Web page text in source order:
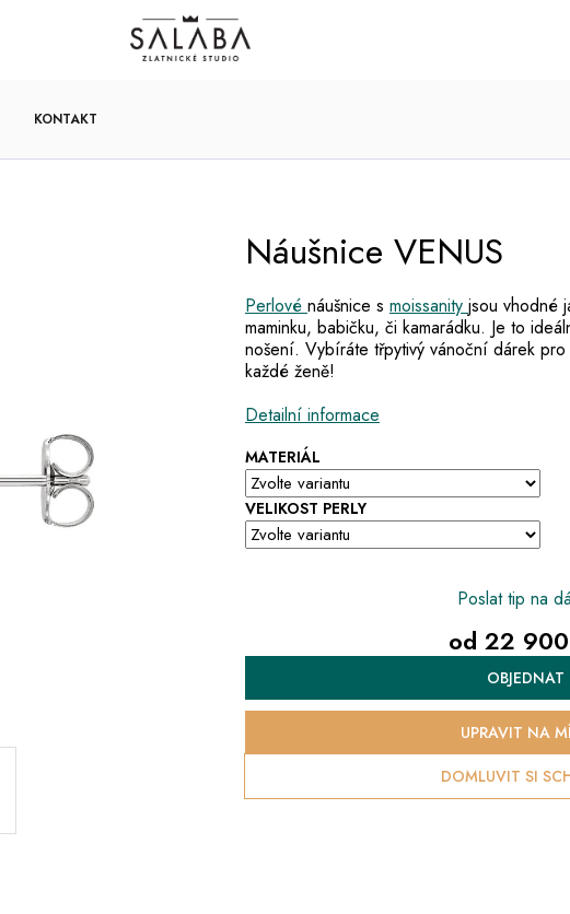
KONTAKT
MATERIÁL
VELIKOST PERLY
Perlové náušnice s moissanity jsou vhodné
maminku, babičku, či kamarádku. Je to
nošení. Vybíráte třpytivý vánoční dárek
každé ženě!
Detailní informace
Náušnice VENUS
Poslat tip na
od 22
Měrná
cena:
OBJEDNAT
DOMLUVIT SI
UPRAVIT NA